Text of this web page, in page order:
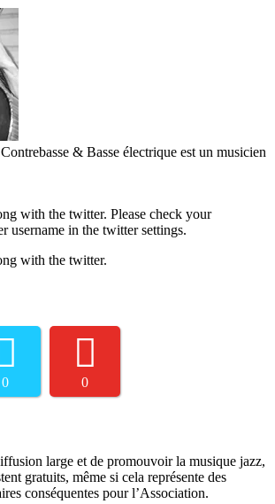
& Basse électrique est un musicien
with the twitter. Please check your
username in the twitter settings.
with the twitter.
0 0
large et de promouvoir la musique jazz,
gratuits, même si cela représente des
conséquentes pour l’Association.